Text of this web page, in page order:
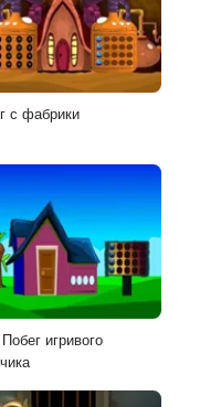
с фабрики
игривого